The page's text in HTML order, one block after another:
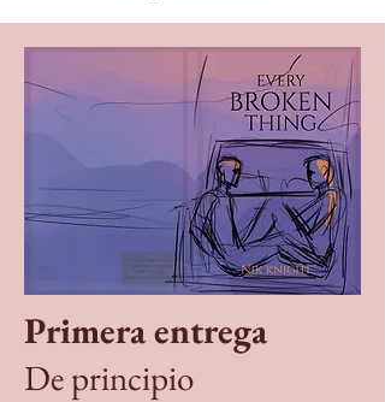
Primera entrega
De principio